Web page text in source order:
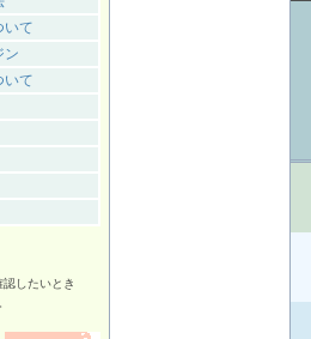
いて
ン
いて
したいとき